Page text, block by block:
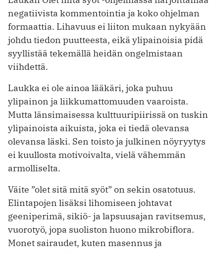
negatiivista kommentointia ja koko ohjelman
formaattia. Lihavuus ei liiton mukaan nykyään
johdu tiedon puutteesta, eikä ylipainoisia pidä
syyllistää tekemällä heidän ongelmistaan
viihdettä.
Laukka ei ole ainoa lääkäri, joka puhuu
ylipainon ja liikkumattomuuden vaaroista.
Mutta länsimaisessa kulttuuripiirissä on tuskin
ylipainoista aikuista, joka ei tiedä olevansa
olevansa läski. Sen toisto ja julkinen nöyryytys
ei kuullosta motivoivalta, vielä vähemmän
armolliselta.
Väite ”olet sitä mitä syöt” on sekin osatotuus.
Elintapojen lisäksi lihomiseen johtavat
geeniperimä, sikiö- ja lapsuusajan ravitsemus,
vuorotyö, jopa suoliston huono mikrobiflora.
Monet sairaudet, kuten masennus ja